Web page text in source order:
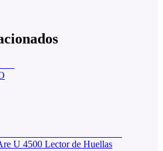
U 4500 Lector de Huellas